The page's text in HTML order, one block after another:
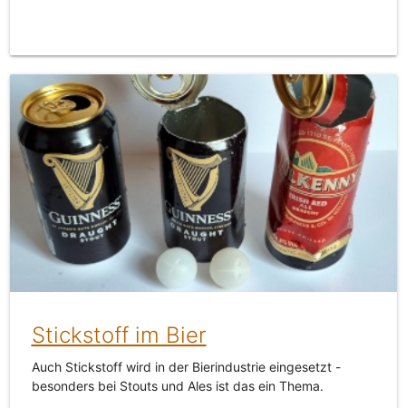
Stickstoff im Bier
Auch Stickstoff wird in der Bierindustrie eingesetzt -
besonders bei Stouts und Ales ist das ein Thema.